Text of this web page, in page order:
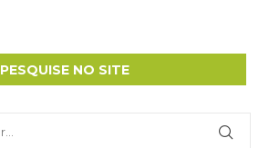
PESQUISE NO SITE